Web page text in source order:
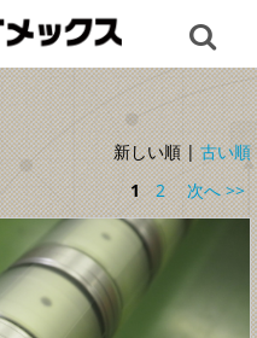
新しい順 |古い順
1
2 次へ >>